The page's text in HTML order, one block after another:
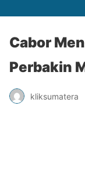
Cabor
Perbakin
kliksumatera